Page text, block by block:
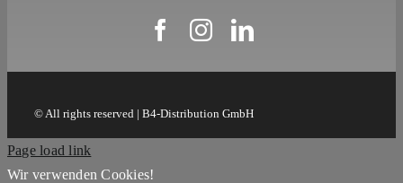
© All rights reserved | B4-Distribution GmbH
Page load link
Wir verwenden Cookies!